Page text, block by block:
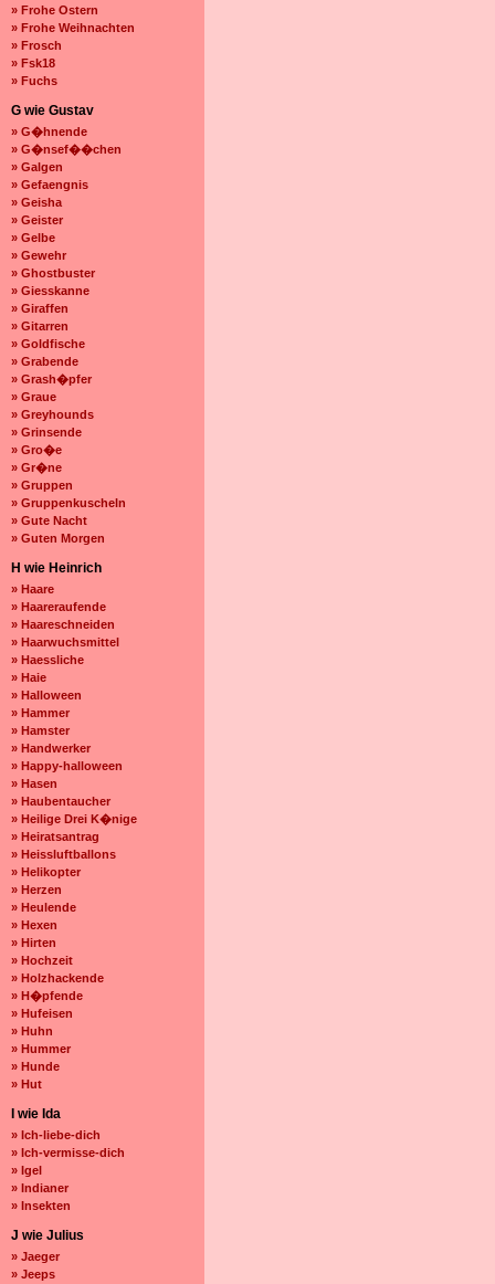
» Frohe Ostern
» Frohe Weihnachten
» Frosch
» Fsk18
» Fuchs
G wie Gustav
» G�hnende
» G�nsef��chen
» Galgen
» Gefaengnis
» Geisha
» Geister
» Gelbe
» Gewehr
» Ghostbuster
» Giesskanne
» Giraffen
» Gitarren
» Goldfische
» Grabende
» Grash�pfer
» Graue
» Greyhounds
» Grinsende
» Gro�e
» Gr�ne
» Gruppen
» Gruppenkuscheln
» Gute Nacht
» Guten Morgen
H wie Heinrich
» Haare
» Haareraufende
» Haareschneiden
» Haarwuchsmittel
» Haessliche
» Haie
» Halloween
» Hammer
» Hamster
» Handwerker
» Happy-halloween
» Hasen
» Haubentaucher
» Heilige Drei K�nige
» Heiratsantrag
» Heissluftballons
» Helikopter
» Herzen
» Heulende
» Hexen
» Hirten
» Hochzeit
» Holzhackende
» H�pfende
» Hufeisen
» Huhn
» Hummer
» Hunde
» Hut
I wie Ida
» Ich-liebe-dich
» Ich-vermisse-dich
» Igel
» Indianer
» Insekten
J wie Julius
» Jaeger
» Jeeps